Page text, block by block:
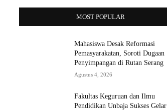
MOST POPULAR
Mahasiswa Desak Reformasi
Pemasyarakatan, Soroti Dugaan
Penyimpangan di Rutan Serang
Agustus 4, 2026
Fakultas Keguruan dan Ilmu
Pendidikan Unbaja Sukses Gelar